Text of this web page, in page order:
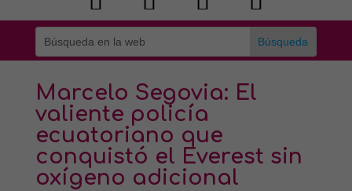
Marcelo Segovia: El
valiente policía
ecuatoriano que
conquistó el Everest sin
oxígeno adicional